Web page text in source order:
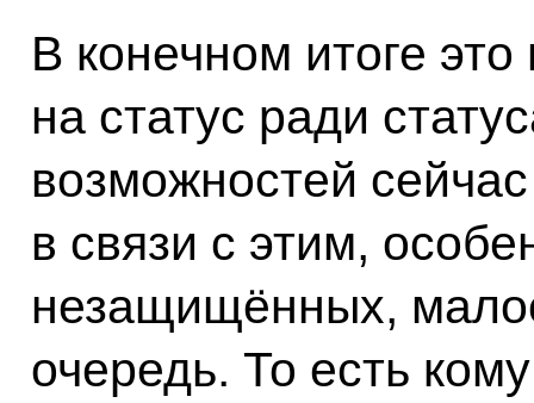
В конечном итоге
на статус ради
возможностей
в связи с этим,
незащищённых,
очередь. То есть